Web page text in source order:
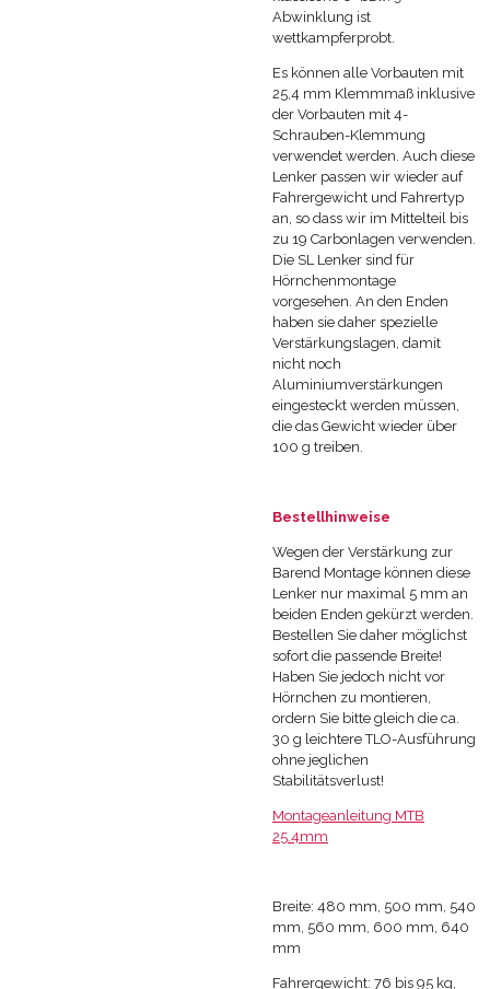
Abwinklung ist
wettkampferprobt.
Es können alle Vorbauten mit
25,4 mm Klemmmaß inklusive
der Vorbauten mit 4-
Schrauben-Klemmung
verwendet werden. Auch diese
Lenker passen wir wieder auf
Fahrergewicht und Fahrertyp
an, so dass wir im Mittelteil bis
zu 19 Carbonlagen verwenden.
Die SL Lenker sind für
Hörnchenmontage
vorgesehen. An den Enden
haben sie daher spezielle
Verstärkungslagen, damit
nicht noch
Aluminiumverstärkungen
eingesteckt werden müssen,
die das Gewicht wieder über
100 g treiben.
Bestellhinweise
Wegen der Verstärkung zur
Barend Montage können diese
Lenker nur maximal 5 mm an
beiden Enden gekürzt werden.
Bestellen Sie daher möglichst
sofort die passende Breite!
Haben Sie jedoch nicht vor
Hörnchen zu montieren,
ordern Sie bitte gleich die ca.
30 g leichtere TLO-Ausführung
ohne jeglichen
Stabilitätsverlust!
Montageanleitung MTB
25.4mm
Breite: 480 mm, 500 mm, 540
mm, 560 mm, 600 mm, 640
mm
Fahrergewicht: 76 bis 95 kg,